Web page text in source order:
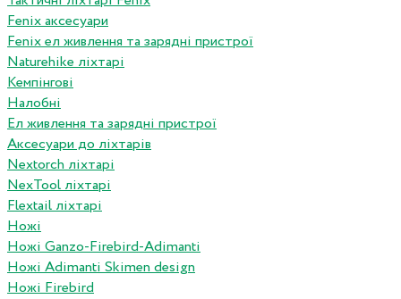
Fenix аксесуари
Fenix ел живлення та зарядні пристрої
Naturehike ліхтарі
Кемпінгові
Налобні
Ел живлення та зарядні пристрої
Аксесуари до ліхтарів
Nextorch ліхтарі
NexTool ліхтарі
Flextail ліхтарі
Ножі
Ножі Ganzo-Firebird-Adimanti
Ножі Adimanti Skimen design
Ножі Firebird